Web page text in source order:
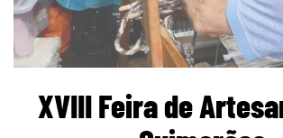
XVIII Feira de